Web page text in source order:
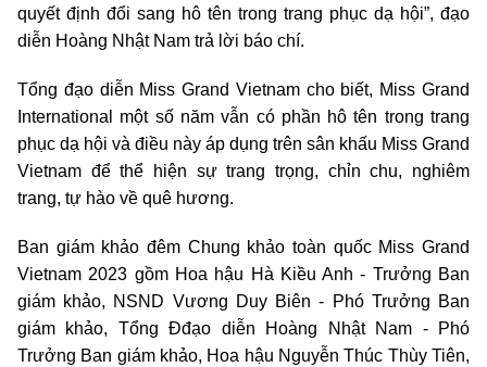
quyết định đổi sang hô tên trong trang phục dạ hội”, đạo
diễn Hoàng Nhật Nam trả lời báo chí.
Tổng đạo diễn Miss Grand Vietnam cho biết, Miss Grand
International một số năm vẫn có phần hô tên trong trang
phục dạ hội và điều này áp dụng trên sân khấu Miss Grand
Vietnam để thể hiện sự trang trọng, chỉn chu, nghiêm
trang, tự hào về quê hương.
Ban giám khảo đêm Chung khảo toàn quốc Miss Grand
Vietnam 2023 gồm Hoa hậu Hà Kiều Anh - Trưởng Ban
giám khảo, NSND Vương Duy Biên - Phó Trưởng Ban
giám khảo, Tổng Đđạo diễn Hoàng Nhật Nam - Phó
Trưởng Ban giám khảo, Hoa hậu Nguyễn Thúc Thùy Tiên,